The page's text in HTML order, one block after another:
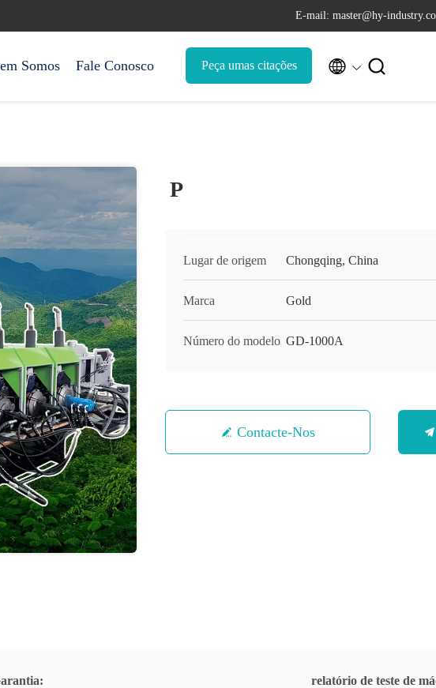
E-mail: master@hy-
Somos Fale Conosco Peça umas citações  
P
Lugar de origem Chongqing, China
Marca Gold
Número do modelo GD-1000A
Contacte-Nos
relatório de teste de